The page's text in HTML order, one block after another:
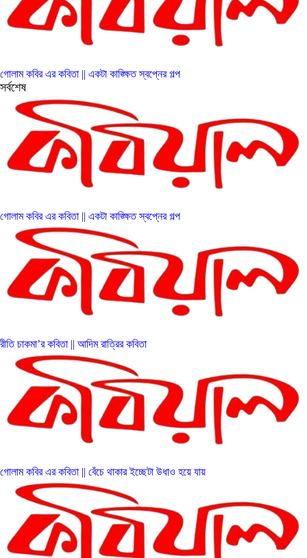
গোলাম কবির এর কবিতা || একটা কাঙ্ক্ষিত স্বপ্নের গল্প
সর্বশেষ
গোলাম কবির এর কবিতা || একটা কাঙ্ক্ষিত স্বপ্নের গল্প
রীতি চাকমা’র কবিতা || আদিম রাত্রির কবিতা
গোলাম কবির এর কবিতা || বেঁচে থাকার ইচ্ছেটা উধাও হয়ে যায়